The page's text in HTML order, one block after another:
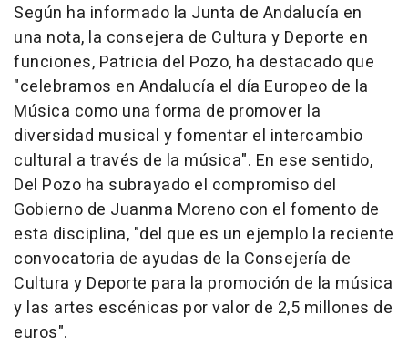
Según ha informado la Junta de Andalucía en
una nota, la consejera de Cultura y Deporte en
funciones, Patricia del Pozo, ha destacado que
"celebramos en Andalucía el día Europeo de la
Música como una forma de promover la
diversidad musical y fomentar el intercambio
cultural a través de la música". En ese sentido,
Del Pozo ha subrayado el compromiso del
Gobierno de Juanma Moreno con el fomento de
esta disciplina, "del que es un ejemplo la reciente
convocatoria de ayudas de la Consejería de
Cultura y Deporte para la promoción de la música
y las artes escénicas por valor de 2,5 millones de
euros".